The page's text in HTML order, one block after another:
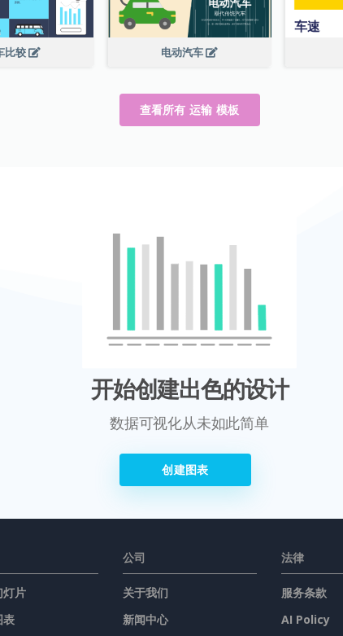
比较 电动汽车
查看所有 运输 模板
开始创建出色的设计
数据可视化从未如此简单
创建图表
片
公司
关于我们
新闻中心
法律
服务条款
AI Policy